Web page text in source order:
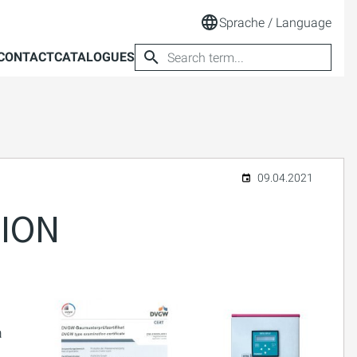
Sprache / Language
CATALOGUES
09.04.2021